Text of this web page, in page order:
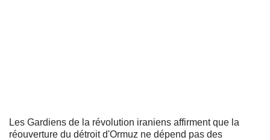
Les Gardiens de la révolution iraniens affirment que la
réouverture du détroit d'Ormuz ne dépend pas des